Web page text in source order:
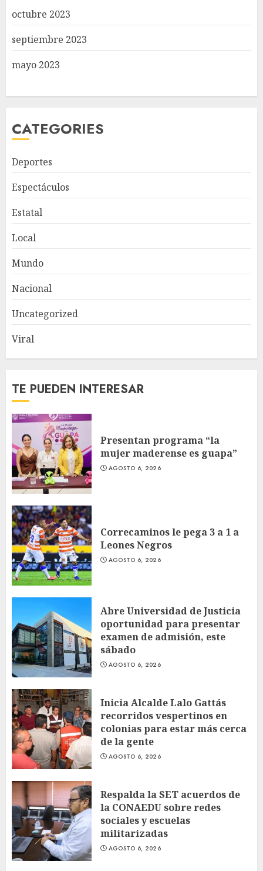
octubre 2023
septiembre 2023
mayo 2023
CATEGORIES
Deportes
Espectáculos
Estatal
Local
Mundo
Nacional
Uncategorized
Viral
TE PUEDEN INTERESAR
Presentan programa “la
mujer maderense es guapa”
AGOSTO 6, 2026
Correcaminos le pega 3 a 1 a
Leones Negros
AGOSTO 6, 2026
Abre Universidad de Justicia
oportunidad para presentar
examen de admisión, este
sábado
AGOSTO 6, 2026
Inicia Alcalde Lalo Gattás
recorridos vespertinos en
colonias para estar más cerca
de la gente
AGOSTO 6, 2026
Respalda la SET acuerdos de
la CONAEDU sobre redes
sociales y escuelas
militarizadas
AGOSTO 6, 2026